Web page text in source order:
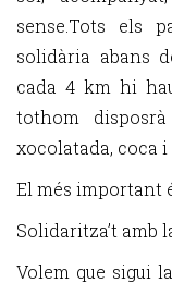
sense.Tots els
solidària abans
cada 4 km hi
tothom
xocolatada, coca i
El més important
Solidaritza’t amb
Volem que sigui